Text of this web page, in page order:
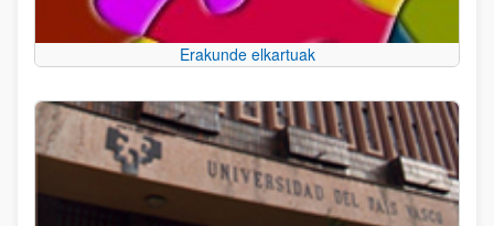
Erakunde elkartuak